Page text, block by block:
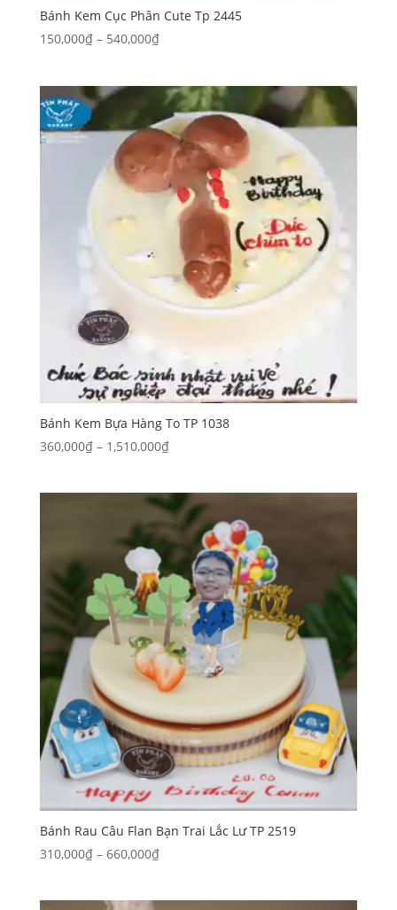
Bánh Kem Cục Phân Cute Tp 2445
150,000₫ – 540,000₫Khoảng
150,000₫
đến
540,000₫
Bánh Kem Bựa Hàng To TP 1038
360,000₫ – 1,510,000₫Khoảng
360,000₫
đến
1,510,000₫
Bánh Rau Câu Flan Bạn Trai Lắc Lư TP 2519
310,000₫ – 660,000₫Khoảng